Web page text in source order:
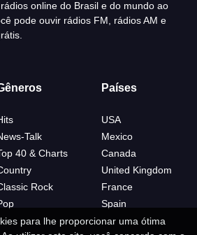
online do Brasil e do mundo ao
pode ouvir rádios FM, rádios AM e
Talk
40 & Charts
Rock
Países
USA
Mexico
Canada
United Kingdom
France
Spain
para lhe proporcionar uma ótima